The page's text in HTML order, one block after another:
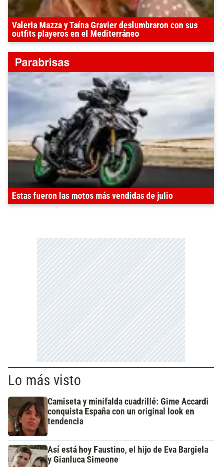
Valeria Mazza y Taína Gravier deslumbraron con sus
outfits playeros en el Mediterráneo
Estas fueron las motos más vendidas de julio
Lo más visto
Camiseta y minifalda cuadrillé: Gime Accardi
conquista España con un original look en
tendencia
Así está hoy Faustino, el hijo de Eva Bargiela
y Gianluca Simeone